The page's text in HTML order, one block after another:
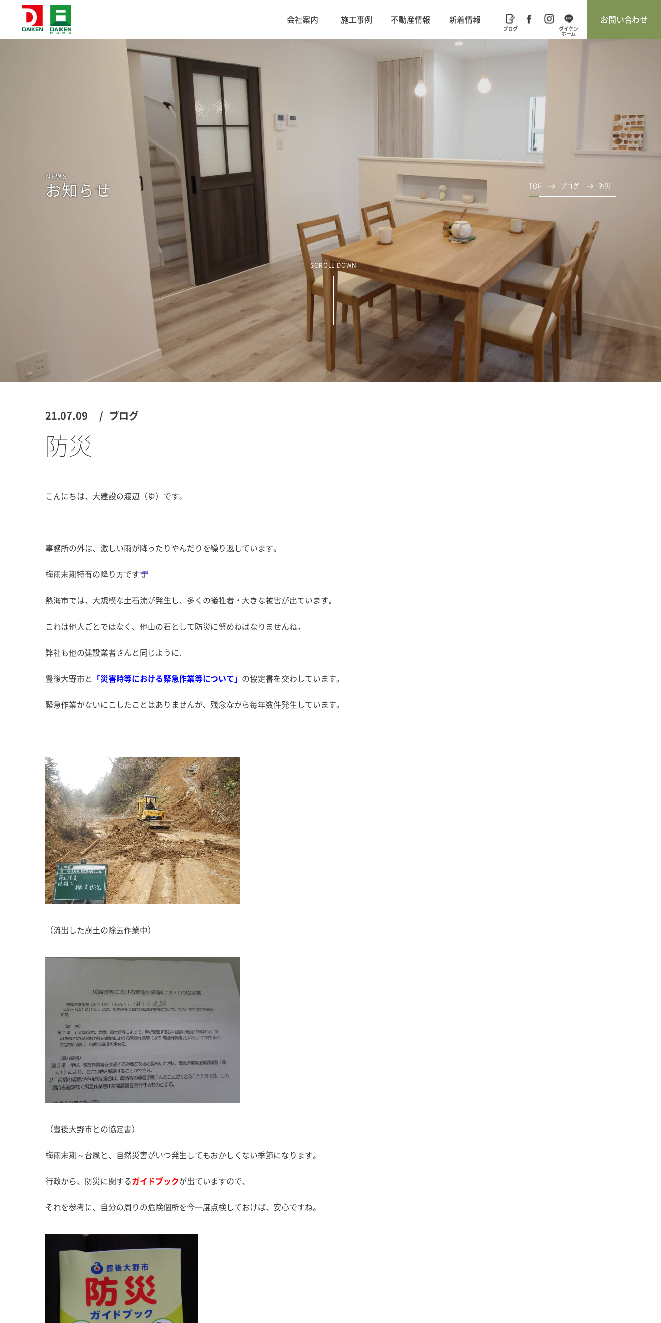
会社案内 施工事例 不動産情報 新着情報 お問い合わせ
NEWS
お知らせ TOP ブログ 防災
SCROLL DOWN
21.07.09 ブログ
防災
こんにちは、大建設の渡辺（ゆ）です。
事務所の外は、激しい雨が降ったりやんだりを繰り返しています。
梅雨末期特有の降り方です
熱海市では、大規模な土石流が発生し、多くの犠牲者・大きな被害が出ています。
これは他人ごとではなく、他山の石として防災に努めねばなりませんね。
弊社も他の建設業者さんと同じように、
豊後大野市と 「災害時等における緊急作業等について」 の協定書を交わしています。
緊急作業がないにこしたことはありませんが、残念ながら毎年数件発生しています。
（流出した崩土の除去作業中）
（豊後大野市との協定書）
梅雨末期～台風と、自然災害がいつ発生してもおかしくない季節になります。
行政から、防災に関するガイドブックが出ていますので、
それを参考に、自分の周りの危険個所を今一度点検しておけば、安心ですね。